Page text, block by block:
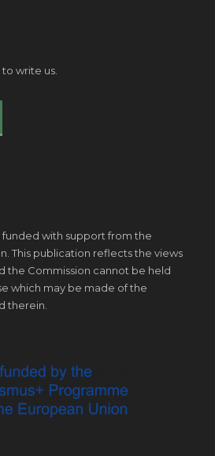
write us.
funded with support from the
This publication reflects the views
the Commission cannot be held
which may be made of the
therein.